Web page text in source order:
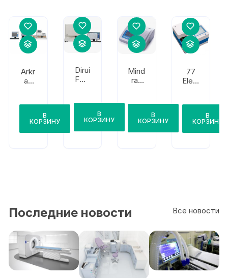
Arkr
ay
on
Max
+
В
КОРЗИНУ
Dirui
FUS
В
КОРЗИНУ
Mind
ray
В
КОРЗИНУ
77
Elekt
URe
ader
Plus
В
КОРЗИНУ
Все новости
Последние новости